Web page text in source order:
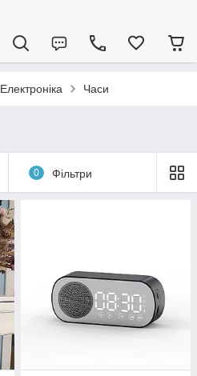
Електроніка Часи
0 Фільтри